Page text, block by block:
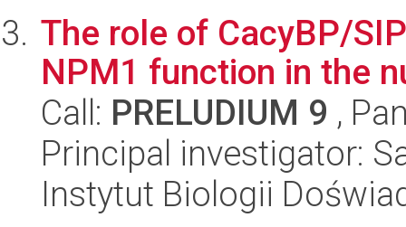
The role of CacyBP/
NPM1 function in the
Call: PRELUDIUM 9 ,
Principal investigator:
Instytut Biologii